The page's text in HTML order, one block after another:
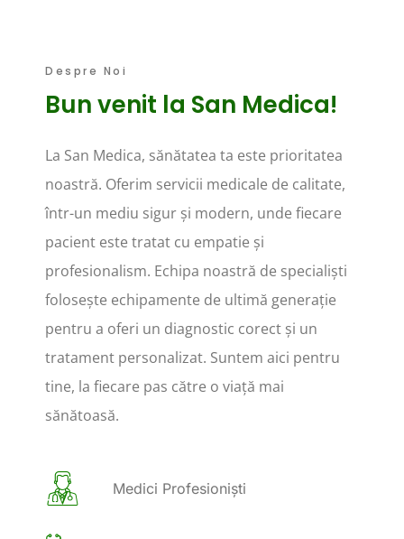
Despre Noi
Bun venit la San Medica!
La San Medica, sănătatea ta este prioritatea
noastră. Oferim servicii medicale de calitate,
într-un mediu sigur și modern, unde fiecare
pacient este tratat cu empatie și
profesionalism. Echipa noastră de specialiști
folosește echipamente de ultimă generație
pentru a oferi un diagnostic corect și un
tratament personalizat. Suntem aici pentru
tine, la fiecare pas către o viață mai
sănătoasă.
Medici Profesioniști